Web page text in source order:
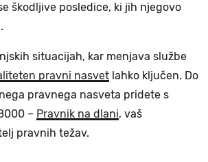
škodljive posledice, ki jih njegovo
situacijah, kar menjava službe
pravni nasvet lahko ključen. Do
pravnega nasveta pridete s
– Pravnik na dlani, vaš
pravnih težav.